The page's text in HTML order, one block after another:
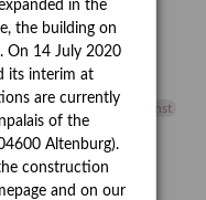
Ruth Wolf-Rehfeld
Sonderausstellung
Videokunst
Werefkin
Wolf and Dog
in the
the building on
On 14 July 2020
its interim at
are currently
of the
Altenburg).
construction
and on our